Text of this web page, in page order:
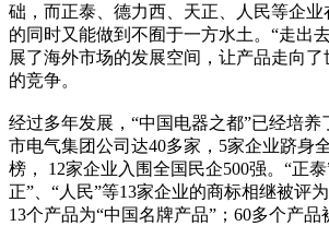
础，而正泰、德力西、天正、人民等企
的同时又能做到不囿于一方水土。“走出
展了海外市场的发展空间，让产品走向
的竞争。
经过多年发展，“中国电器之都”已经培养
市电气集团公司达40多家，5家企业跻身
榜， 12家企业入围全国民企500强。“正泰
正”、“人民”等13家企业的商标相继被评
13个产品为“中国名牌产品”；60多个产